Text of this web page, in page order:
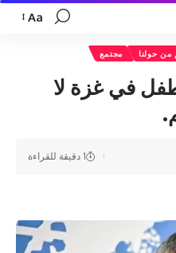
تغيير
Aa
من حولنا مجتمع
600 ألف طفل في غزة لا
1 دقيقة للقراءة